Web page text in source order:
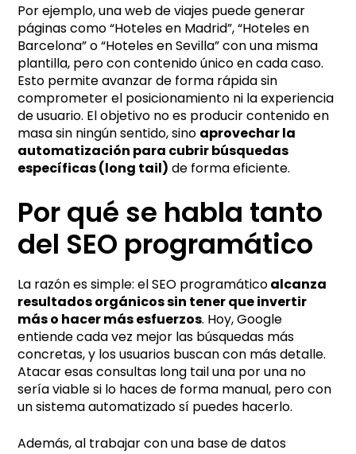
Por ejemplo, una web de viajes puede generar
páginas como “Hoteles en Madrid”, “Hoteles en
Barcelona” o “Hoteles en Sevilla” con una misma
plantilla, pero con contenido único en cada caso.
Esto permite avanzar de forma rápida sin
comprometer el posicionamiento ni la experiencia
de usuario. El objetivo no es producir contenido en
masa sin ningún sentido, sino aprovechar la
automatización para cubrir búsquedas
específicas (long tail) de forma eficiente.
Por qué se habla tanto
del SEO programático
La razón es simple: el SEO programáticoalcanza
resultados orgánicos sin tener que invertir
más o hacer más esfuerzos. Hoy, Google
entiende cada vez mejor las búsquedas más
concretas, y los usuarios buscan con más detalle.
Atacar esas consultas long tail una por una no
sería viable si lo haces de forma manual, pero con
un sistema automatizado sí puedes hacerlo.
Además, al trabajar con una base de datos